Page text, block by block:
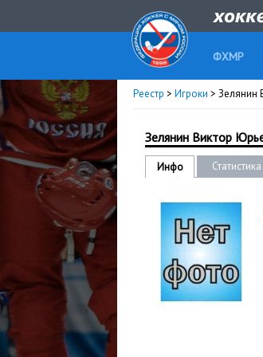
ФХМР
Реестр > Игроки > Зелянин
Зелянин Виктор
Инфо
Статистика